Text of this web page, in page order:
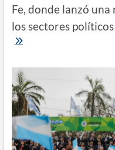
Fe, donde lanzó
los sectores
Acto
Día
de
la
Bandera
|
En
Rosario,
Milei